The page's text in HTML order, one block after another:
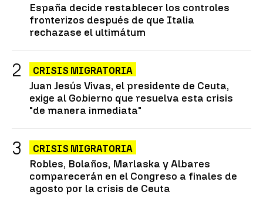
España decide restablecer los controles
fronterizos después de que Italia
rechazase el ultimátum
CRISIS MIGRATORIA
Juan Jesús Vivas, el presidente de Ceuta,
exige al Gobierno que resuelva esta crisis
"de manera inmediata"
CRISIS MIGRATORIA
Robles, Bolaños, Marlaska y Albares
comparecerán en el Congreso a finales de
agosto por la crisis de Ceuta